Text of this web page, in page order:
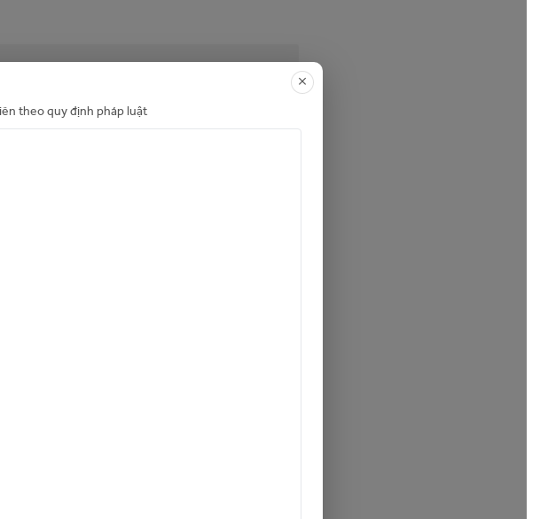
tuyển dụng khác bằng cách bấm vào
theo quy định pháp luật